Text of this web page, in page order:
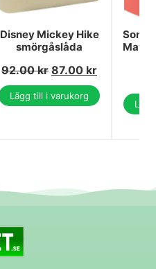
Disney Mickey Hike
smörgåslåda
92.00kr 87.00 kr
Lägg till i varukorg
Sonic